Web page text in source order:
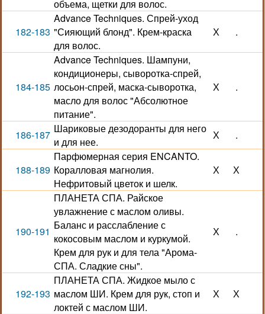
объема, щетки для волос.
182-183
Advance Techniques. Спрей-уход
"Сияющий блонд". Крем-краска
для волос.
Х .
184-185
Advance Techniques. Шампуни,
кондиционеры, сыворотка-спрей,
лосьон-спрей, маска-сыворотка,
масло для волос "Абсолютное
питание".
Х .
186-187 Шариковые дезодоранты для него
и для нее.
Х .
188-189
Парфюмерная серия ENCANTO.
Коралловая магнолия.
Нефритовый цветок и шелк.
Х Х
190-191
ПЛАНЕТА СПА. Райское
увлажнение с маслом оливы.
Баланс и расслабление с
кокосовым маслом и куркумой.
Крем для рук и для тела "Арома-
СПА. Сладкие сны".
Х .
192-193
ПЛАНЕТА СПА. Жидкое мыло с
маслом ШИ. Крем для рук, стоп и
локтей с маслом ШИ.
Х Х